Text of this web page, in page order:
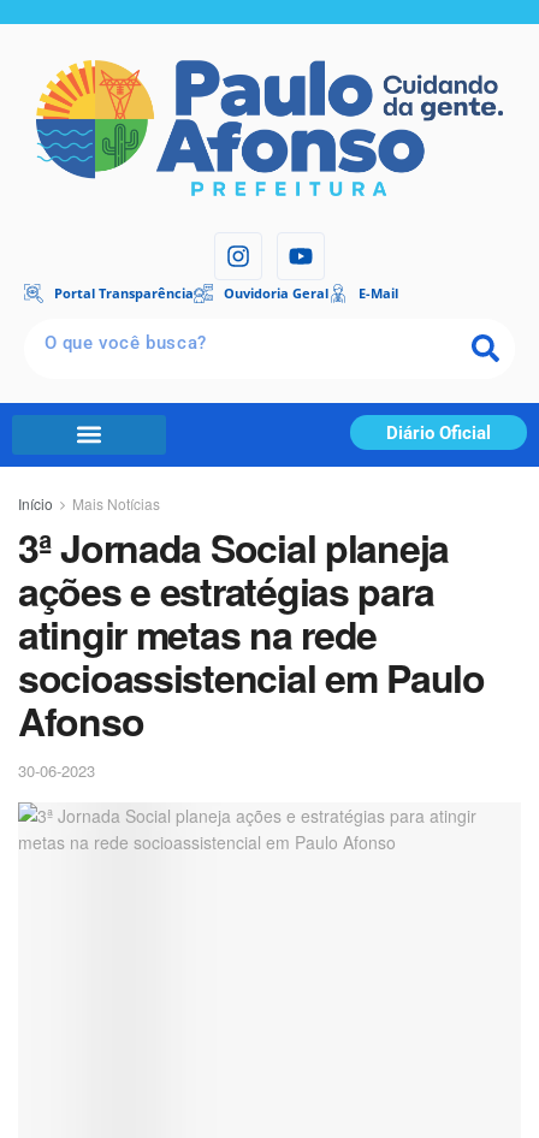
Portal Transparência Ouvidoria Geral E-Mail
Diário Oficial
Início Mais Notícias
3ª Jornada Social planeja
ações e estratégias para
atingir metas na rede
socioassistencial em Paulo
Afonso
30-06-2023